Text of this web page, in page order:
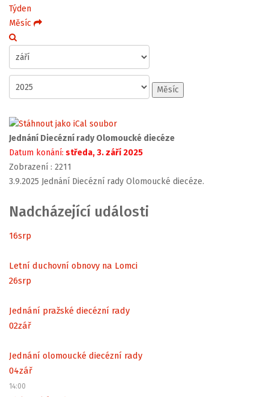
Týden
Měsíc
Měsíc
Jednání Diecézní rady Olomoucké diecéze
Datum konání: středa, 3. září 2025
Zobrazení : 2211
3.9.2025 Jednání Diecézní rady Olomoucké diecéze.
Nadcházející události
16srp
Letní duchovní obnovy na Lomci
26srp
Jednání pražské diecézní rady
02zář
Jednání olomoucké diecézní rady
04zář
14:00